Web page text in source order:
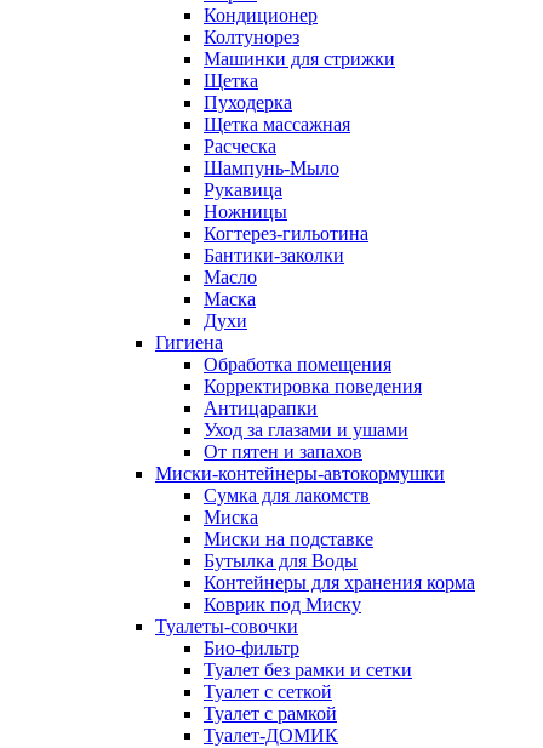
Кондиционер
Колтунорез
Машинки для стрижки
Щетка
Пуходерка
Щетка массажная
Расческа
Шампунь-Мыло
Рукавица
Ножницы
Когтерез-гильотина
Бантики-заколки
Масло
Маска
Духи
Гигиена
Обработка помещения
Корректировка поведения
Антицарапки
Уход за глазами и ушами
От пятен и запахов
Миски-контейнеры-автокормушки
Сумка для лакомств
Миска
Миски на подставке
Бутылка для Воды
Контейнеры для хранения корма
Коврик под Миску
Туалеты-совочки
Био-фильтр
Туалет без рамки и сетки
Туалет с сеткой
Туалет с рамкой
Туалет-ДОМИК